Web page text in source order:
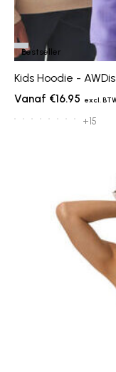
Bestseller
Kids Hoodie - AWDis
€16.95
+15